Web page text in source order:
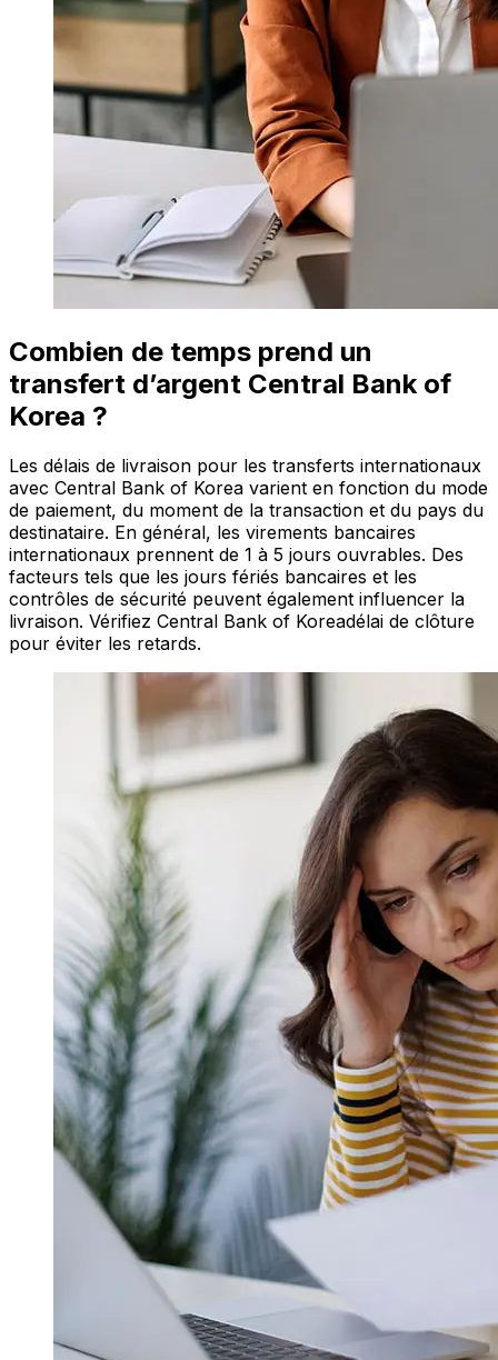
Combien de temps prend un
transfert d’argent Central Bank of
Korea ?
Les délais de livraison pour les transferts internationaux
avec Central Bank of Korea varient en fonction du mode
de paiement, du moment de la transaction et du pays du
destinataire. En général, les virements bancaires
internationaux prennent de 1 à 5 jours ouvrables. Des
facteurs tels que les jours fériés bancaires et les
contrôles de sécurité peuvent également influencer la
livraison. Vérifiez Central Bank of Koreadélai de clôture
pour éviter les retards.